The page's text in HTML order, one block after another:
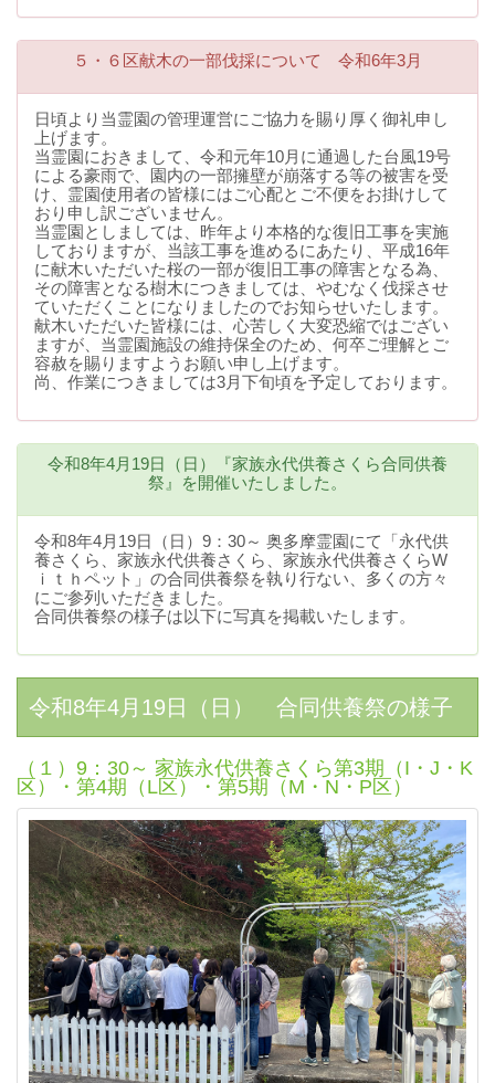
５・６区献木の一部伐採について 令和6年3月
日頃より当霊園の管理運営にご協力を賜り厚く御礼申し
上げます。
当霊園におきまして、令和元年10月に通過した台風19号
による豪雨で、園内の一部擁壁が崩落する等の被害を受
け、霊園使用者の皆様にはご心配とご不便をお掛けして
おり申し訳ございません。
当霊園としましては、昨年より本格的な復旧工事を実施
しておりますが、当該工事を進めるにあたり、平成16年
に献木いただいた桜の一部が復旧工事の障害となる為、
その障害となる樹木につきましては、やむなく伐採させ
ていただくことになりましたのでお知らせいたします。
献木いただいた皆様には、心苦しく大変恐縮ではござい
ますが、当霊園施設の維持保全のため、何卒ご理解とご
容赦を賜りますようお願い申し上げます。
尚、作業につきましては3月下旬頃を予定しております。
令和8年4月19日（日）『家族永代供養さくら合同供養
祭』を開催いたしました。
令和8年4月19日（日）9：30～ 奥多摩霊園にて「永代供
養さくら、家族永代供養さくら、家族永代供養さくらW
ｉｔｈペット」の合同供養祭を執り行ない、多くの方々
にご参列いただきました。
合同供養祭の様子は以下に写真を掲載いたします。
令和8年4月19日（日） 合同供養祭の様子
（１）9：30～ 家族永代供養さくら第3期（I・J・K
区）・第4期（L区）・第5期（M・N・P区）